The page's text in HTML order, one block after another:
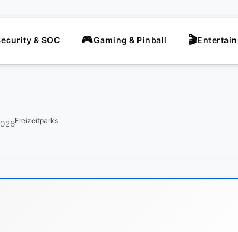
& SOC Gaming & Pinball
Freizeitparks